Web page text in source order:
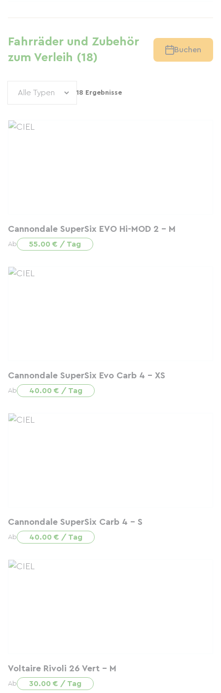
Fahrräder und Zubehör
zum Verleih (18)
Buchen
18 Ergebnisse
Cannondale SuperSix EVO Hi-MOD 2 - M
Ab 55.00 € / Tag
Cannondale SuperSix Evo Carb 4 - XS
Ab 40.00 € / Tag
Cannondale SuperSix Carb 4 - S
Ab 40.00 € / Tag
Voltaire Rivoli 26 Vert - M
Ab 30.00 € / Tag